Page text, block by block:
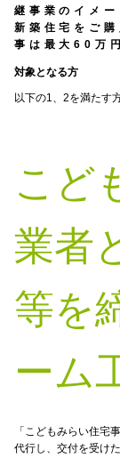
継事業のイメー
新築住宅をご
事は最大60万
対象となる方
以下の1、 2を満たす
こど
業者
等を
ーム
「こどもみらい住宅
代行し、交付を受け